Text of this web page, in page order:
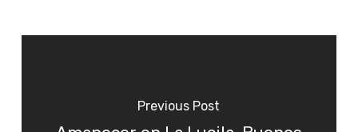
Previous Post